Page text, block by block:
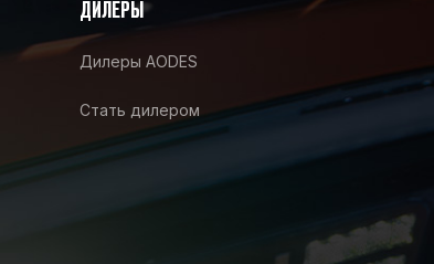
ДИЛЕРЫ
Дилеры AODES
Стать дилером